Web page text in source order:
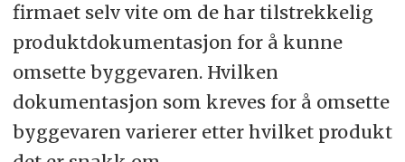
firmaet selv vite om de har tilstrekkelig
produktdokumentasjon for å kunne
omsette byggevaren. Hvilken
dokumentasjon som kreves for å omsette
byggevaren varierer etter hvilket produkt